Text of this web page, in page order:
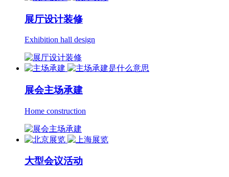
展厅设计装修
Exhibition hall design
展会主场承建
Home construction
大型会议活动